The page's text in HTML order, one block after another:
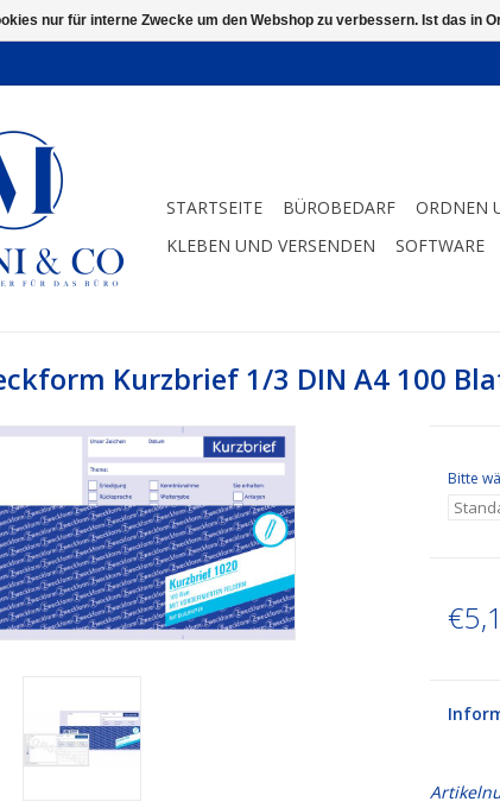
STARTSEITE BÜROBEDARF ORDNEN
KLEBEN UND VERSENDEN
SOFTWARE
Kurzbrief 1/3 DIN A4 100
Bitte
nur für interne Zwecke um den Webshop zu verbessern. Ist das in